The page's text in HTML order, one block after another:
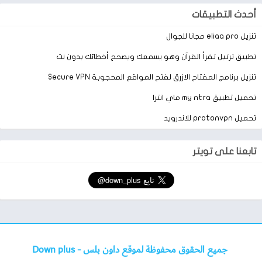
اللعب على نفس الشبكة المحلية مع أصدقائك.
يمكنك ممارسة الألعاب أينما كنت ، في المدرسة ، في المكتب ، في
القطار…. العب على شبكة LAN evan بدون خدمة wifi.
نقرة واحدة للإعداد ، قم بتنزيل اللعبة وتشغيلها في أي وقت.
بالنسبة إلى المحاكيات المحسّنة أو الأصلية ، لا تحتاج إلى عملية معقدة
على التثبيت والاختبار والإعداد واحدًا تلو الآخر. إنه سهل الاستخدام
يمكن توفير الدعم الكامل ، ويجعل من السهل إجراء نسخ احتياطي
للألعابفي أي وقت ، ومزامنة أجهزة متعددة لمشاركة التقدم المحرز في
أحدث التطبيقات
تنزيل eliaa pro مجانا للجوال
تطبيق ترتيل تقرأ القرآن وهو يسمعك ويصحح أخطائك بدون نت
تنزيل برنامج المفتاح الازرق لفتح المواقع المحجوبة Secure VPN
تحميل تطبيق my ntra ماي انترا
تحميل protonvpn للاندرويد
تابعنا على تويتر
جميع الحقوق محفوظة لموقع داون بلس -Down plus